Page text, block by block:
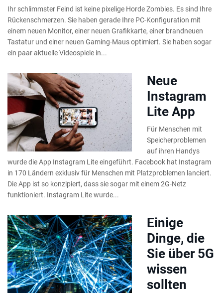
Ihr schlimmster Feind ist keine pixelige Horde Zombies. Es sind Ihre
Rückenschmerzen. Sie haben gerade Ihre PC-Konfiguration mit
einem neuen Monitor, einer neuen Grafikkarte, einer brandneuen
Tastatur und einer neuen Gaming-Maus optimiert. Sie haben sogar
ein paar aktuelle Videospiele in...
Neue
Instagram
Lite App
Für Menschen mit
Speicherproblemen
auf ihren Handys
wurde die App Instagram Lite eingeführt. Facebook hat Instagram
in 170 Ländern exklusiv für Menschen mit Platzproblemen lanciert.
Die App ist so konzipiert, dass sie sogar mit einem 2G-Netz
funktioniert. Instagram Lite wurde...
Einige
Dinge, die
Sie über 5G
wissen
sollten